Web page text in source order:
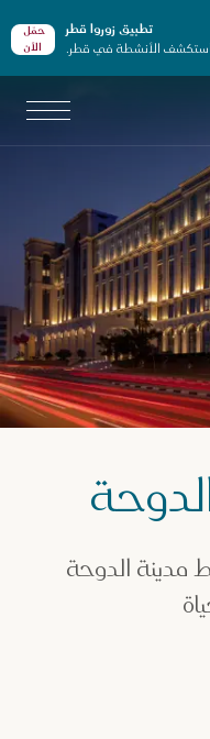
تطبيق زوروا قطر
استكشف الأنشطة في قطر.
حمّل
الأن
مدينة الدوحة